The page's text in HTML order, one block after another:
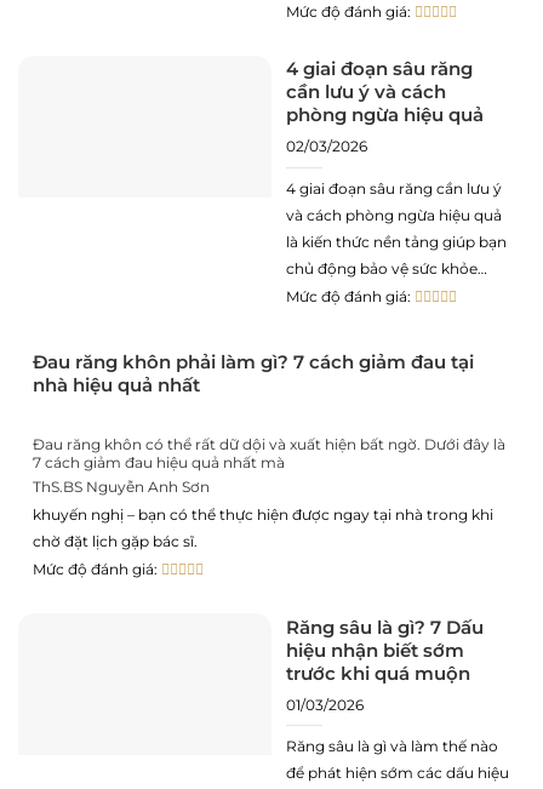
đặn mỗi ngày, lỗ sâu vẫn có
trúc răng thật. Tại Nha khoa
Xanh Dental, chúng tôi gặp
Mức độ đánh giá:
4 giai đoạn sâu răng
cần lưu ý và cách
phòng ngừa hiệu quả
02/03/2026
4 giai đoạn sâu răng cần lưu ý
và cách phòng ngừa hiệu quả
là kiến thức nền tảng giúp bạn
chủ động bảo vệ sức khỏe
răng miệng trước khi những
Dental, chúng tôi thường
Mức độ đánh giá:
Đau răng khôn phải làm gì? 7 cách giảm đau tại
nhà hiệu quả nhất
Đau răng khôn có thể rất dữ dội và xuất hiện bất ngờ. Dưới đây là
7 cách giảm đau hiệu quả nhất mà
ThS.BS Nguyễn Anh Sơn
khuyến nghị – bạn có thể thực hiện được ngay tại nhà trong khi
chờ đặt lịch gặp bác sĩ.
Mức độ đánh giá:
Răng sâu là gì? 7 Dấu
hiệu nhận biết sớm
trước khi quá muộn
01/03/2026
Răng sâu là gì và làm thế nào
để phát hiện sớm các dấu hiệu